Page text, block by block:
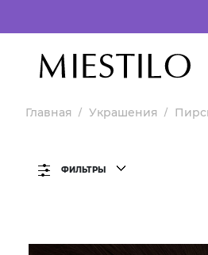
Главная Украшения
ФИЛЬТРЫ